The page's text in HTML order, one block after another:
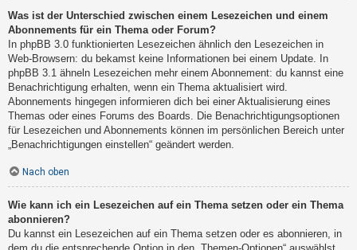
Was ist der Unterschied zwischen einem Lesezeichen und einem
Abonnements für ein Thema oder Forum?
In phpBB 3.0 funktionierten Lesezeichen ähnlich den Lesezeichen in
Web-Browsern: du bekamst keine Informationen bei einem Update. In
phpBB 3.1 ähneln Lesezeichen mehr einem Abonnement: du kannst eine
Benachrichtigung erhalten, wenn ein Thema aktualisiert wird.
Abonnements hingegen informieren dich bei einer Aktualisierung eines
Themas oder eines Forums des Boards. Die Benachrichtigungsoptionen
für Lesezeichen und Abonnements können im persönlichen Bereich unter
„Benachrichtigungen einstellen“ geändert werden.
Nach oben
Wie kann ich ein Lesezeichen auf ein Thema setzen oder ein Thema
abonnieren?
Du kannst ein Lesezeichen auf ein Thema setzen oder es abonnieren, in